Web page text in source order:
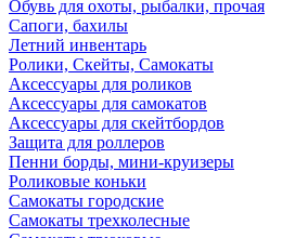
Обувь для охоты, рыбалки, прочая
Сапоги, бахилы
Летний инвентарь
Ролики, Скейты, Самокаты
Аксессуары для роликов
Аксессуары для самокатов
Аксессуары для скейтбордов
Защита для роллеров
Пенни борды, мини-круизеры
Роликовые коньки
Самокаты городские
Самокаты трехколесные